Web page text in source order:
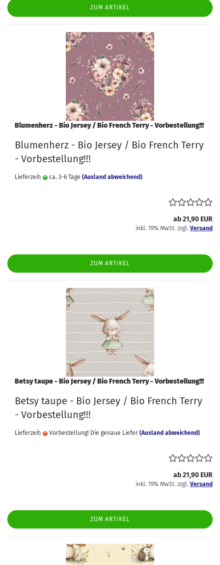
ZUM ARTIKEL
Blumenherz - Bio Jersey / Bio French Terry - Vorbestellung!!!
Blumenherz - Bio Jersey / Bio French Terry
- Vorbestellung!!!
Lieferzeit: ca. 3-6 Tage (Ausland abweichend)
ab 21,90 EUR
inkl. 19% MwSt. zzgl. Versand
ZUM ARTIKEL
Betsy taupe - Bio Jersey / Bio French Terry - Vorbestellung!!!
Betsy taupe - Bio Jersey / Bio French Terry
- Vorbestellung!!!
Lieferzeit: Vorbestellung! Die genaue Liefer (Ausland abweichend)
ab 21,90 EUR
inkl. 19% MwSt. zzgl. Versand
ZUM ARTIKEL